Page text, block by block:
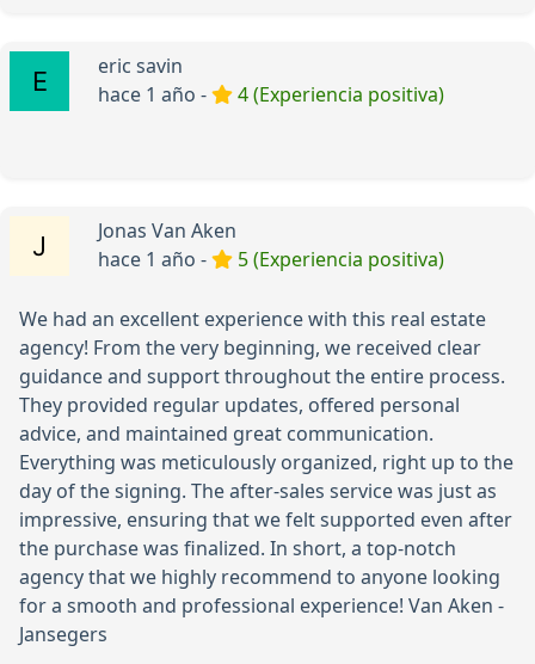
eric savin
hace 1 año -
4 (Experiencia positiva)
Jonas Van Aken
hace 1 año -
5 (Experiencia positiva)
We had an excellent experience with this real estate
agency! From the very beginning, we received clear
guidance and support throughout the entire process.
They provided regular updates, offered personal
advice, and maintained great communication.
Everything was meticulously organized, right up to the
day of the signing. The after-sales service was just as
impressive, ensuring that we felt supported even after
the purchase was finalized. In short, a top-notch
agency that we highly recommend to anyone looking
for a smooth and professional experience! Van Aken -
Jansegers